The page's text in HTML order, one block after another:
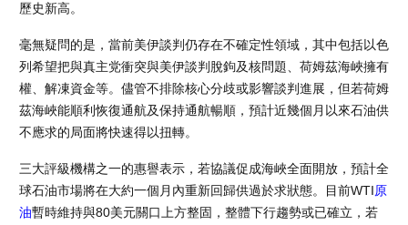
歷史新高。
毫無疑問的是，當前美伊談判仍存在不確定性領域，其中包括以色
列希望把與真主党衝突與美伊談判脫鉤及核問題、荷姆茲海峽擁有
權、解凍資金等。儘管不排除核心分歧或影響談判進展，但若荷姆
茲海峽能順利恢復通航及保持通航暢順，預計近幾個月以來石油供
不應求的局面將快速得以扭轉。
三大評級機構之一的惠譽表示，若協議促成海峽全面開放，預計全
球石油市場將在大約一個月內重新回歸供過於求狀態。目前WTI原
油暫時維持與80美元關口上方整固，整體下行趨勢或已確立，若